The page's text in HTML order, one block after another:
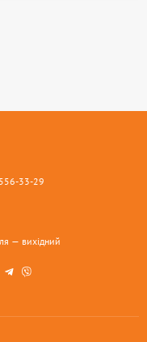
33-29
— вихідний